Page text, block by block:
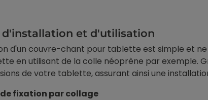
d'installation et d'utilisation
d'un couvre-chant pour tablette est simple et
en utilisant de la colle néoprène par exemple.
de votre tablette, assurant ainsi une
fixation par collage